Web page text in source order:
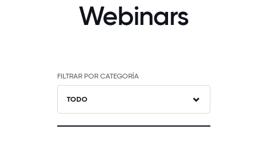
Webinars
FILTRAR POR CATEGORÍA
TODO